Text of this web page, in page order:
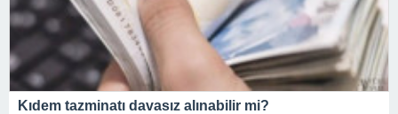
Kıdem tazminatı davasız alınabilir mi?